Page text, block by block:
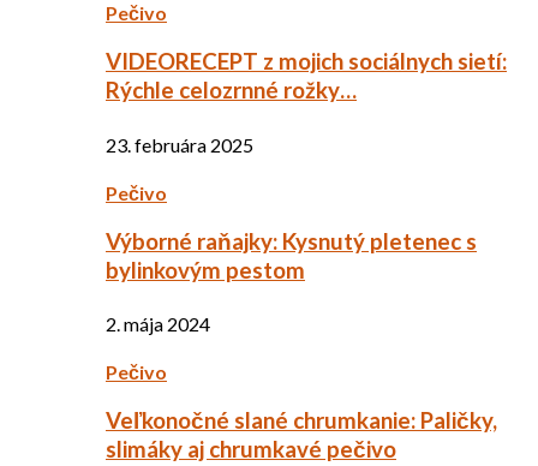
Pečivo
VIDEORECEPT z mojich sociálnych sietí:
Rýchle celozrnné rožky…
23. februára 2025
Pečivo
Výborné raňajky: Kysnutý pletenec s
bylinkovým pestom
2. mája 2024
Pečivo
Veľkonočné slané chrumkanie: Paličky,
slimáky aj chrumkavé pečivo